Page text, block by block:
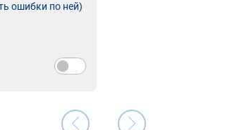
ошибки по ней)